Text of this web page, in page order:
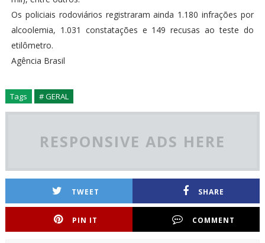
Os policiais rodoviários registraram ainda 1.180 infrações por
alcoolemia, 1.031 constatações e 149 recusas ao teste do
etilômetro.
Agência Brasil
Tags # GERAL
RESPONSIVE ADS HERE
TWEET SHARE
PIN IT COMMENT